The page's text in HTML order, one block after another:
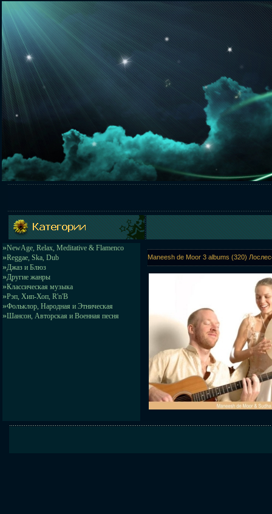
»NewAge, Relax, Meditative & Flamenco
»Reggae, Ska, Dub
»Джаз и Блюз
»Другие жанры
»Классическая музыка
»Рэп, Хип-Хоп, R'n'B
»Фольклор, Народная и Этническая
»Шансон, Авторская и Военная песня
Maneesh de Moor 3 albums (320)